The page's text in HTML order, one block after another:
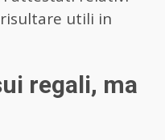
utili in
regali, ma